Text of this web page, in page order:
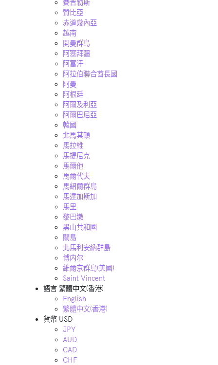
賽普勒斯
贊比亞
赤道幾內亞
越南
開曼群島
阿塞拜疆
阿富汗
阿拉伯聯合酋長國
阿曼
阿根廷
阿爾及利亞
阿爾巴尼亞
韓國
北馬其頓
馬拉維
馬提尼克
馬爾他
馬爾代夫
馬紹爾群島
馬達加斯加
馬里
黎巴嫩
黑山共和國
關島
北馬利安納群島
博内尔
維爾京群島(美國)
Saint Vincent
語言 繁體中文(香港)
English
繁體中文(香港)
貨幣 USD
JPY
AUD
CAD
CHF